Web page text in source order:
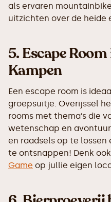
als ervaren
uitzichten over de heide
5.Escape
Kampen
Een escape room is
groepsuitje. Overijssel
rooms met thema’s die
wetenschap en
en raadsels op te
te ontsnappen! Denk
Game op jullie eigen